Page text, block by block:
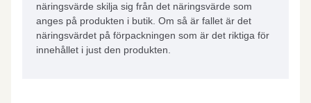
näringsvärde skilja sig från det näringsvärde som
anges på produkten i butik. Om så är fallet är det
näringsvärdet på förpackningen som är det riktiga för
innehållet i just den produkten.